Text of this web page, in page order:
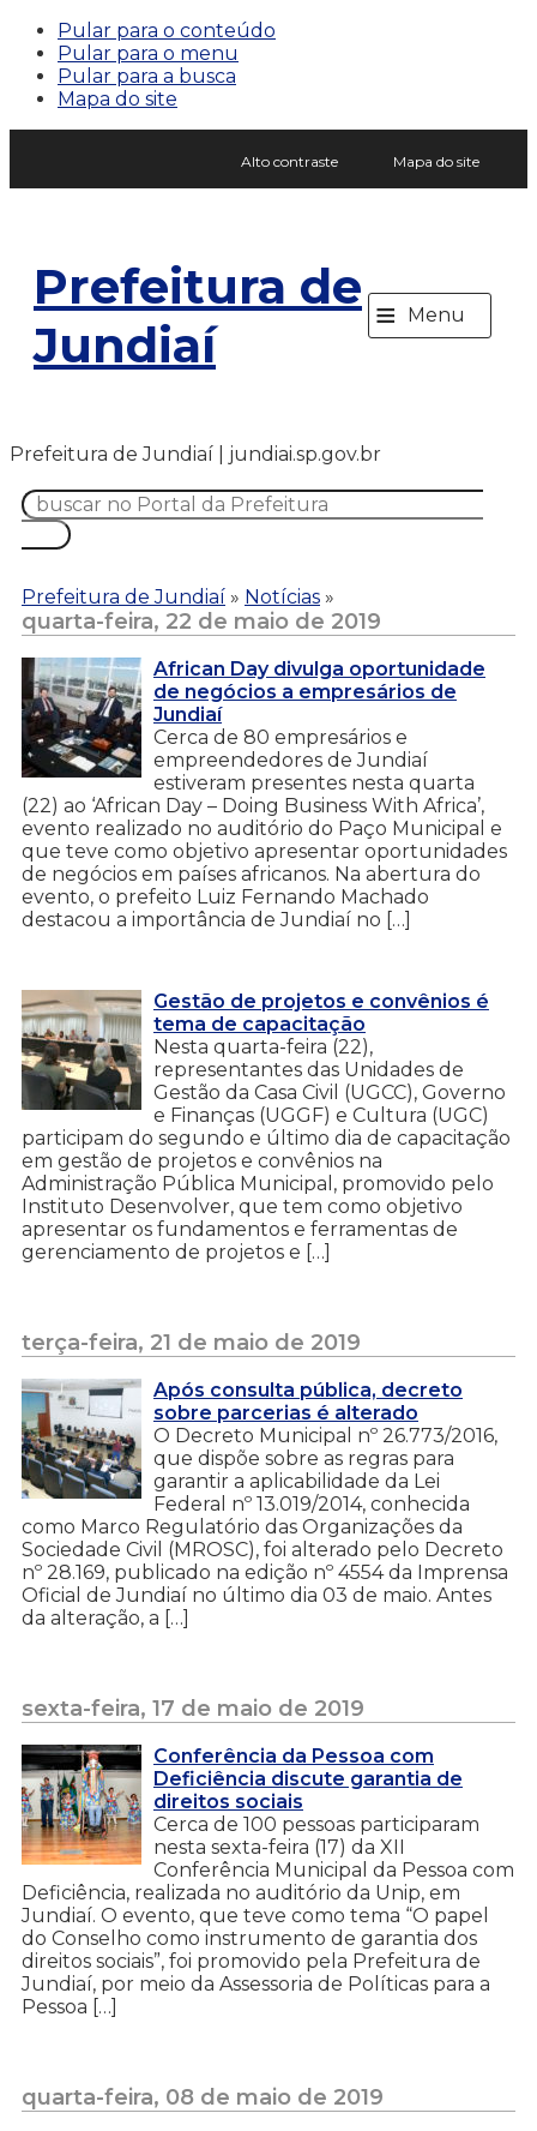
Pular para o conteúdo
Pular para o menu
Pular para a busca
Mapa do site
Alto contraste Mapa do site
Prefeitura de
Jundiaí
≡ Menu
Prefeitura de Jundiaí | jundiai.sp.gov.br
Prefeitura de Jundiaí » Notícias »
quarta-feira, 22 de maio de 2019
African Day divulga oportunidade
de negócios a empresários de
Jundiaí
Cerca de 80 empresários e
empreendedores de Jundiaí
estiveram presentes nesta quarta
(22) ao ‘African Day – Doing Business With Africa’,
evento realizado no auditório do Paço Municipal e
que teve como objetivo apresentar oportunidades
de negócios em países africanos. Na abertura do
evento, o prefeito Luiz Fernando Machado
destacou a importância de Jundiaí no […]
Gestão de projetos e convênios é
tema de capacitação
Nesta quarta-feira (22),
representantes das Unidades de
Gestão da Casa Civil (UGCC), Governo
e Finanças (UGGF) e Cultura (UGC)
participam do segundo e último dia de capacitação
em gestão de projetos e convênios na
Administração Pública Municipal, promovido pelo
Instituto Desenvolver, que tem como objetivo
apresentar os fundamentos e ferramentas de
gerenciamento de projetos e […]
terça-feira, 21 de maio de 2019
Após consulta pública, decreto
sobre parcerias é alterado
O Decreto Municipal nº 26.773/2016,
que dispõe sobre as regras para
garantir a aplicabilidade da Lei
Federal nº 13.019/2014, conhecida
como Marco Regulatório das Organizações da
Sociedade Civil (MROSC), foi alterado pelo Decreto
nº 28.169, publicado na edição nº 4554 da Imprensa
Oficial de Jundiaí no último dia 03 de maio. Antes
da alteração, a […]
sexta-feira, 17 de maio de 2019
Conferência da Pessoa com
Deficiência discute garantia de
direitos sociais
Cerca de 100 pessoas participaram
nesta sexta-feira (17) da XII
Conferência Municipal da Pessoa com
Deficiência, realizada no auditório da Unip, em
Jundiaí. O evento, que teve como tema “O papel
do Conselho como instrumento de garantia dos
direitos sociais”, foi promovido pela Prefeitura de
Jundiaí, por meio da Assessoria de Políticas para a
Pessoa […]
quarta-feira, 08 de maio de 2019